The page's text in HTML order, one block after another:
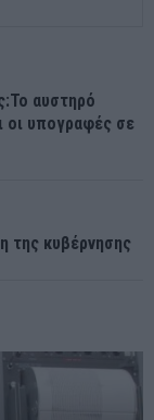
αυστηρό
οι υπογραφές σε
της κυβέρνησης